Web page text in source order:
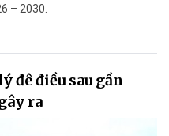
– 2030.
đê điều sau gần
ra